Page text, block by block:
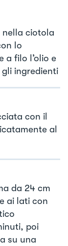
nella ciotola
lo
a filo l’olio e
ingredienti
con il
al
da 24 cm
ai lati con
poi
su una